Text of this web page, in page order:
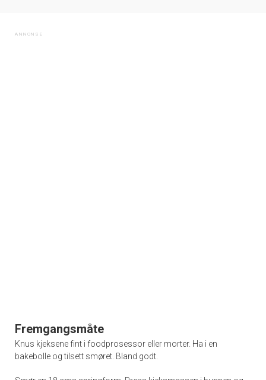
Fremgangsmåte
Knus kjeksene fint i foodprosessor eller morter. Ha i en
bakebolle og tilsett smøret. Bland godt.